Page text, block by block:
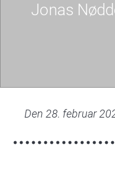
katastrofen-
aarhus-
Jonas
Den 28. februar